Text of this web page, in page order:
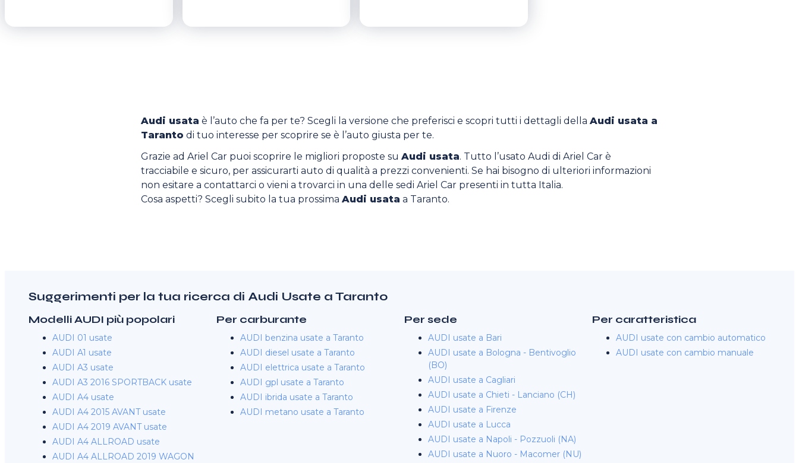
Audi usata è l’auto che fa per te? Scegli la versione che preferisci e scopri tutti i dettagli dellaAudi usata a
Taranto di tuo interesse per scoprire se è l’auto giusta per te.
Grazie ad Ariel Car puoi scoprire le migliori proposte suAudi usata. Tutto l’usato Audi di Ariel Car è
tracciabile e sicuro, per assicurarti auto di qualità a prezzi convenienti. Se hai bisogno di ulteriori informazioni
non esitare a contattarci o vieni a trovarci in una delle sedi Ariel Car presenti in tutta Italia.
Cosa aspetti? Scegli subito la tua prossimaAudi usata a Taranto.
Suggerimenti per la tua ricerca di Audi Usate a Taranto
Modelli AUDI più popolari
AUDI 01 usate
AUDI A1 usate
AUDI A3 usate
AUDI A3 2016 SPORTBACK usate
AUDI A4 usate
AUDI A4 2015 AVANT usate
AUDI A4 2019 AVANT usate
AUDI A4 ALLROAD usate
AUDI A4 ALLROAD 2019 WAGON
Per carburante
AUDI benzina usate a Taranto
AUDI diesel usate a Taranto
AUDI elettrica usate a Taranto
AUDI gpl usate a Taranto
AUDI ibrida usate a Taranto
AUDI metano usate a Taranto
Per sede
AUDI usate a Bari
AUDI usate a Bologna - Bentivoglio
(BO)
AUDI usate a Cagliari
AUDI usate a Chieti - Lanciano (CH)
AUDI usate a Firenze
AUDI usate a Lucca
AUDI usate a Napoli - Pozzuoli (NA)
AUDI usate a Nuoro - Macomer (NU)
Per caratteristica
AUDI usate con cambio automatico
AUDI usate con cambio manuale